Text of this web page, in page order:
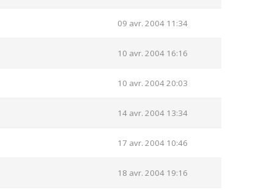
09 avr. 2004 11:34
10 avr. 2004 16:16
10 avr. 2004 20:03
14 avr. 2004 13:34
17 avr. 2004 10:46
18 avr. 2004 19:16